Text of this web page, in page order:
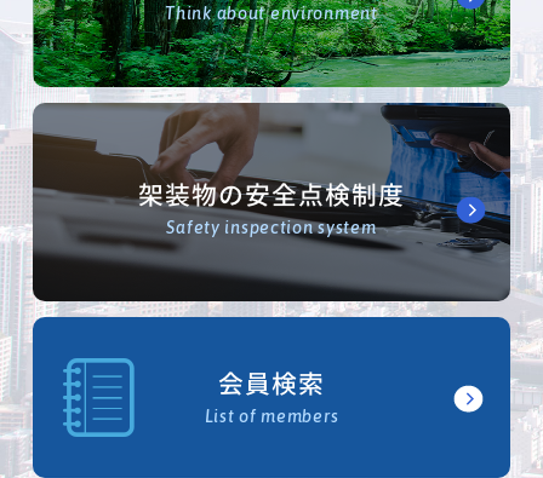
Think about environment
架装物の安全点検制度
Safety inspection system
会員検索
List of members